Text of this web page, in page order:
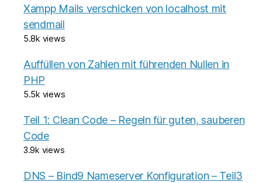
Xampp Mails verschicken von localhost mit
sendmail
5.8k views
Auffüllen von Zahlen mit führenden Nullen in
PHP
5.5k views
Teil 1: Clean Code – Regeln für guten, sauberen
Code
3.9k views
DNS – Bind9 Nameserver Konfiguration – Teil3